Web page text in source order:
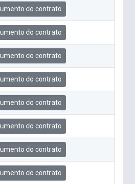
do contrato
do contrato
do contrato
do contrato
do contrato
do contrato
do contrato
do contrato